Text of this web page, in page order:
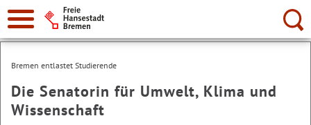
Suche:
Bremen entlastet Studierende
Die Senatorin für Umwelt, Klima und
Wissenschaft